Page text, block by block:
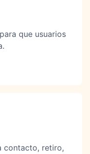
que usuarios
contacto, retiro,